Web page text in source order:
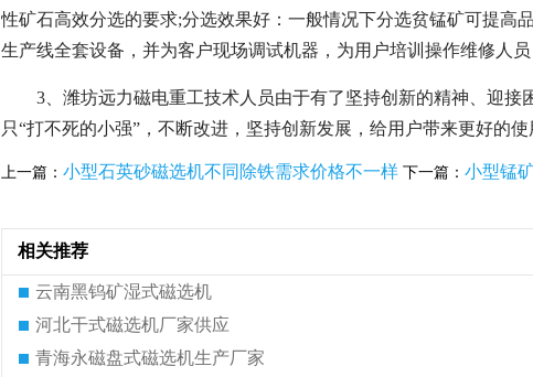
性矿石高效分选的要求;分选效果好：一般情况下分选贫锰矿可提高
生产线全套设备，并为客户现场调试机器，为用户培训操作维修人员
3、潍坊远力磁电重工技术人员由于有了坚持创新的精神、迎
只“打不死的小强”，不断改进，坚持创新发展，给用户带来更好的使
上一篇： 小型石英砂磁选机不同除铁需求价格不一样 下一篇： 小型锰
相关推荐
云南黑钨矿湿式磁选机
河北干式磁选机厂家供应
青海永磁盘式磁选机生产厂家